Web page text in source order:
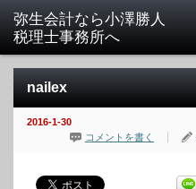
nailex
2016-1-30
コメントを書く